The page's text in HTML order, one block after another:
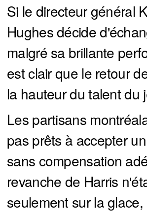
Si le directeur général
Hughes décide
malgré sa brillante
est clair que le retour
la hauteur du talent du
Les partisans
pas prêts à accepter
sans compensation
revanche de Harris
seulement sur la